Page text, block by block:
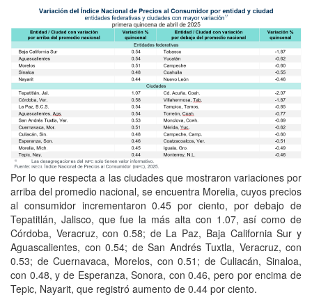
Por lo que respecta a las ciudades que mostraron variaciones por
arriba del promedio nacional, se encuentra Morelia, cuyos precios
al consumidor incrementaron 0.45 por ciento, por debajo de
Tepatitlán, Jalisco, que fue la más alta con 1.07, así como de
Córdoba, Veracruz, con 0.58; de La Paz, Baja California Sur y
Aguascalientes, con 0.54; de San Andrés Tuxtla, Veracruz, con
0.53; de Cuernavaca, Morelos, con 0.51; de Culiacán, Sinaloa,
con 0.48, y de Esperanza, Sonora, con 0.46, pero por encima de
Tepic, Nayarit, que registró aumento de 0.44 por ciento.